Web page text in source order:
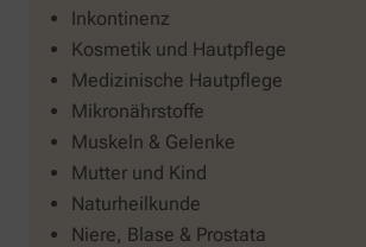
Inkontinenz
Kosmetik und Hautpflege
Medizinische Hautpflege
Mikronährstoffe
Muskeln & Gelenke
Mutter und Kind
Naturheilkunde
Niere, Blase & Prostata